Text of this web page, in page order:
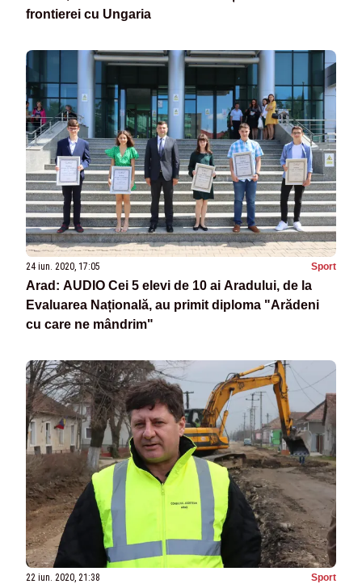
frontierei cu Ungaria
24 iun. 2020, 17:05 Sport
Arad: AUDIO Cei 5 elevi de 10 ai Aradului, de la
Evaluarea Națională, au primit diploma "Arădeni
cu care ne mândrim"
22 iun. 2020, 21:38 Sport